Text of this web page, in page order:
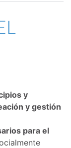
y
y gestión
para el